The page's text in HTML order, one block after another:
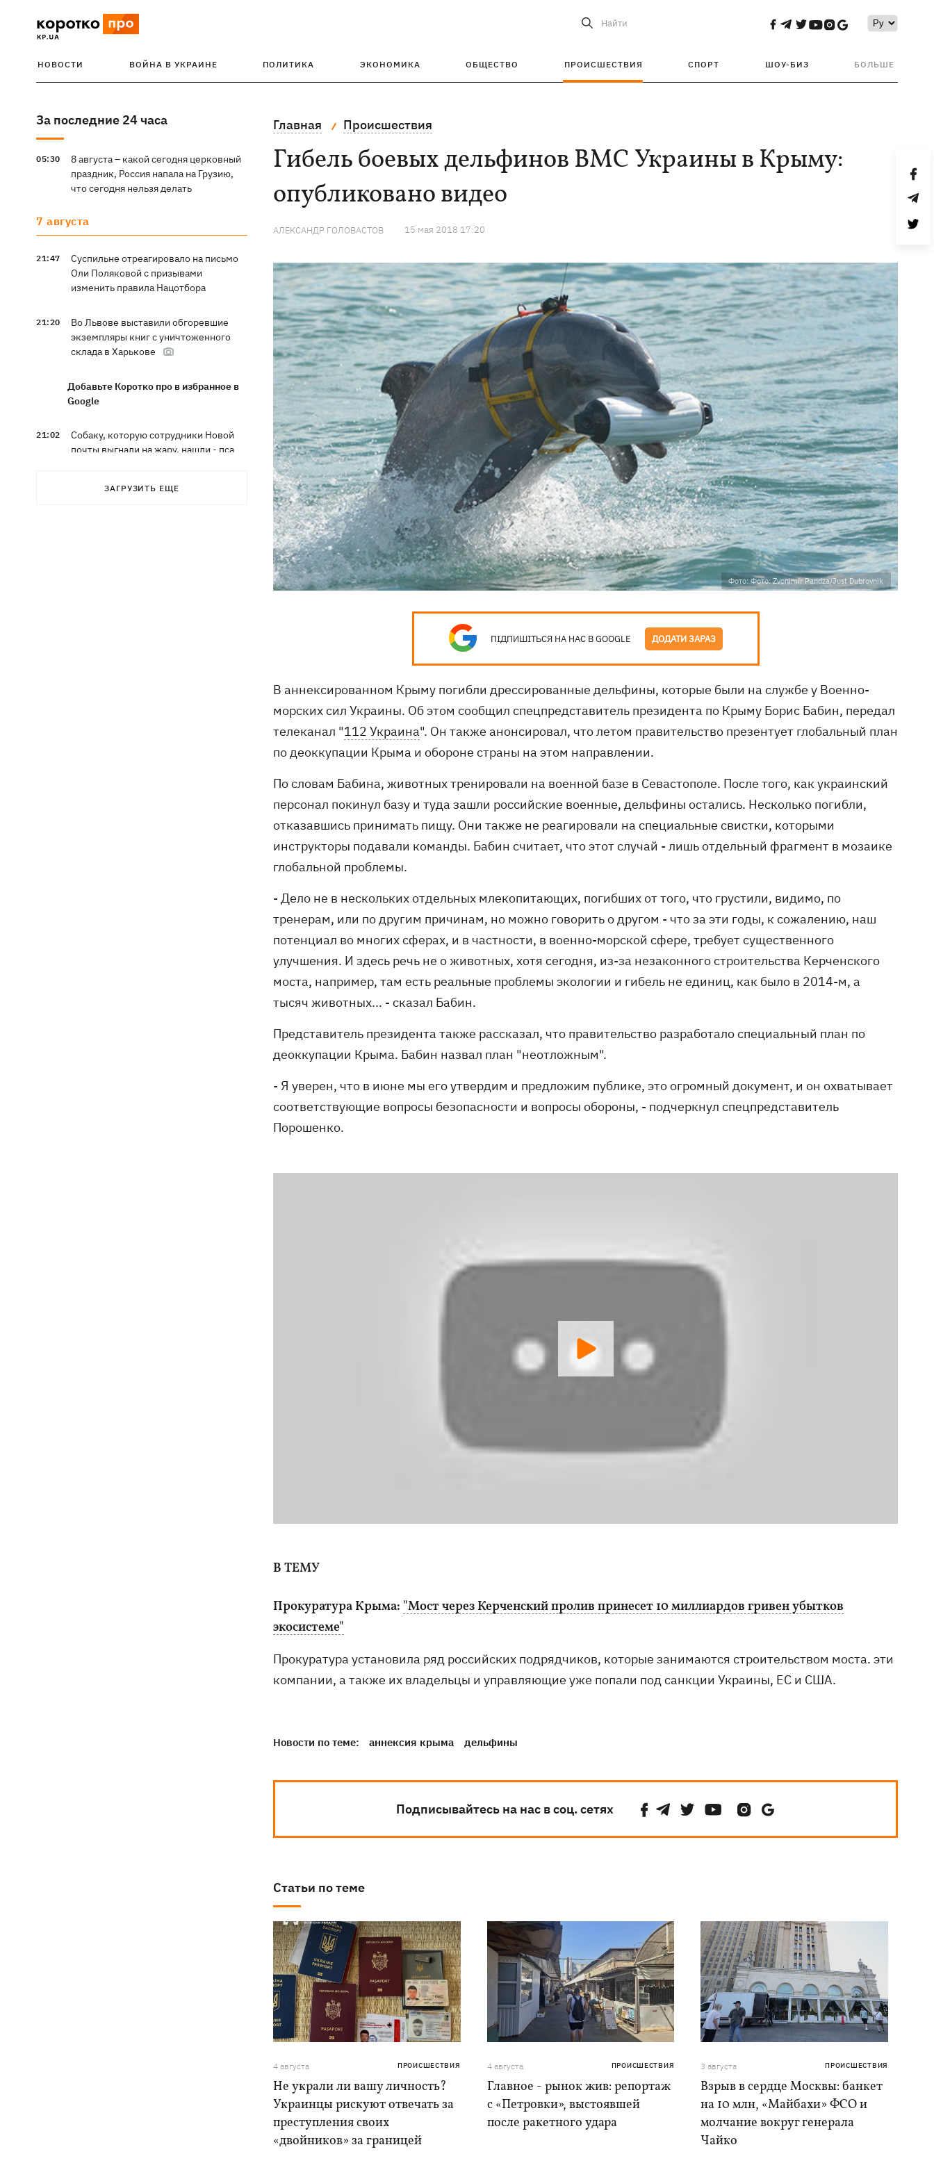
Найти
НОВОСТИ ВОЙНА В УКРАИНЕ ПОЛИТИКА ЭКОНОМИКА ОБЩЕСТВО ПРОИСШЕСТВИЯ СПОРТ ШОУ-БИЗ БОЛЬШЕ
За последние 24 часа
05:30
8 августа – какой сегодня церковный
праздник, Россия напала на Грузию,
что сегодня нельзя делать
7 августа
21:47
Суспильне отреагировало на письмо
Оли Поляковой с призывами
изменить правила Нацотбора
21:20
Во Львове выставили обгоревшие
экземпляры книг с уничтоженного
склада в Харькове
Добавьте Коротко про в избранное в
Google
21:02
Собаку, которую сотрудники Новой
почты выгнали на жару, нашли - пса
ЗАГРУЗИТЬ ЕЩЕ
Главная Происшествия
Гибель боевых дельфинов ВМС Украины в Крыму:
опубликовано видео
АЛЕКСАНДР ГОЛОВАСТОВ 15 мая 2018 17:20
Фото: Фото: Zvonimir Pandza/Just Dubrovnik
ПІДПИШІТЬСЯ НА НАС В GOOGLE ДОДАТИ ЗАРАЗ
В аннексированном Крыму погибли дрессированные дельфины, которые были на службе у Военно-
морских сил Украины. Об этом сообщил спецпредставитель президента по Крыму Борис Бабин, передал
телеканал "112 Украина". Он также анонсировал, что летом правительство презентует глобальный план
по деоккупации Крыма и обороне страны на этом направлении.
По словам Бабина, животных тренировали на военной базе в Севастополе. После того, как украинский
персонал покинул базу и туда зашли российские военные, дельфины остались. Несколько погибли,
отказавшись принимать пищу. Они также не реагировали на специальные свистки, которыми
инструкторы подавали команды. Бабин считает, что этот случай - лишь отдельный фрагмент в мозаике
глобальной проблемы.
- Дело не в нескольких отдельных млекопитающих, погибших от того, что грустили, видимо, по
тренерам, или по другим причинам, но можно говорить о другом - что за эти годы, к сожалению, наш
потенциал во многих сферах, и в частности, в военно-морской сфере, требует существенного
улучшения. И здесь речь не о животных, хотя сегодня, из-за незаконного строительства Керченского
моста, например, там есть реальные проблемы экологии и гибель не единиц, как было в 2014-м, а
тысяч животных... - сказал Бабин.
Представитель президента также рассказал, что правительство разработало специальный план по
деоккупации Крыма. Бабин назвал план "неотложным".
- Я уверен, что в июне мы его утвердим и предложим публике, это огромный документ, и он охватывает
соответствующие вопросы безопасности и вопросы обороны, - подчеркнул спецпредставитель
Порошенко.
В ТЕМУ
Прокуратура Крыма: "Мост через Керченский пролив принесет 10 миллиардов гривен убытков
экосистеме"
Прокуратура установила ряд российских подрядчиков, которые занимаются строительством моста. эти
компании, а также их владельцы и управляющие уже попали под санкции Украины, ЕС и США.
Новости по теме: аннексия крыма дельфины
Подписывайтесь на нас в соц. сетях
Статьи по теме
4 августа ПРОИСШЕСТВИЯ
Не украли ли вашу личность?
Украинцы рискуют отвечать за
преступления своих
«двойников» за границей
4 августа ПРОИСШЕСТВИЯ
Главное - рынок жив: репортаж
с «Петровки», выстоявшей
после ракетного удара
3 августа ПРОИСШЕСТВИЯ
Взрыв в сердце Москвы: банкет
на 10 млн, «Майбахи» ФСО и
молчание вокруг генерала
Чайко